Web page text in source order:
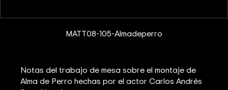
MATT08-105-Almadeperro
Notas del trabajo de mesa sobre el montaje de
Alma de Perro hechas por el actor Carlos Andrés